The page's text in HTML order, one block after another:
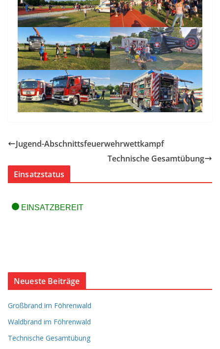
Jugend-Abschnittsfeuerwehrwettkampf
Technische Gesamtübung
Einsatzstatus
Neueste Beiträge
Großbrand im Föhrenwald
Waldbrand im Föhrenwald
Technische Gesamtübung